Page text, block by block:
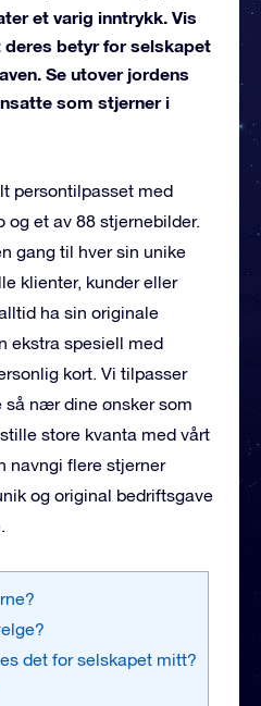
et varig inntrykk. Vis
betyr for selskapet
Se utover jordens
som stjerner i
persontilpasset med
og et av 88 stjernebilder.
gang til hver sin unike
klienter, kunder eller
ha sin originale
ekstra spesiell med
kort. Vi tilpasser
nær dine ønsker som
store kvanta med vårt
navngi flere stjerner
og original bedriftsgave
det for selskapet mitt?